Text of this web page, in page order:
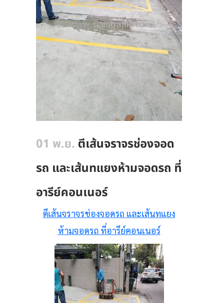
01 พ.ย. ตีเส้นจราจรช่องจอด
รถ และเส้นทแยงห้ามจอดรถ ที่
อารีย์คอนเนอร์
ตีเส้นจราจรช่องจอดรถ และเส้นทแยง
ห้ามจอดรถ ที่อารีย์คอนเนอร์